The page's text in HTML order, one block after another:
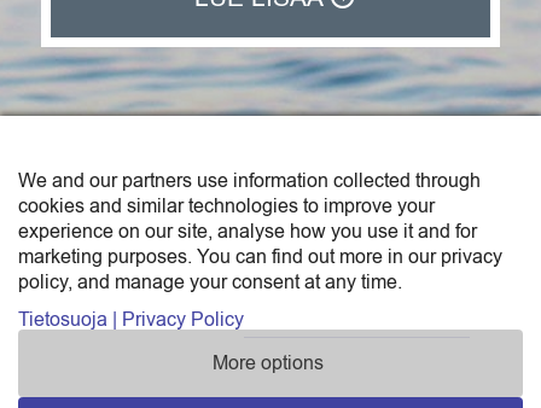
SAGA TRADE FINLAND OY
Saga Trade Finland Oy on Sunborn-konsernin
maahantuonti- ja tukkukauppayksikkö.
Katso yhteystiedot »
We and our partners use information collected through
cookies and similar technologies to improve your
experience on our site, analyse how you use it and for
marketing purposes. You can find out more in our privacy
policy, and manage your consent at any time.
Tietosuoja | Privacy Policy
More options